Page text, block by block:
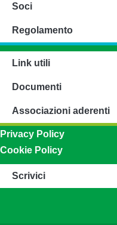
Soci
Regolamento
Link utili
Documenti
Associazioni aderenti
Privacy Policy
Cookie Policy
Scrivici